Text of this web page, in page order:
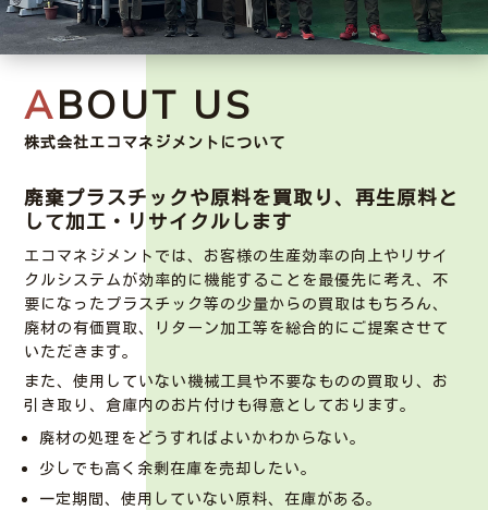
ABOUT US
株式会社エコマネジメントについて
廃棄プラスチックや原料を買取り、再生原料と
して加工・リサイクルします
エコマネジメントでは、お客様の生産効率の向上やリサイ
クルシステムが効率的に機能することを最優先に考え、不
要になったプラスチック等の少量からの買取はもちろん、
廃材の有価買取、リターン加工等を総合的にご提案させて
いただきます。
また、使用していない機械工具や不要なものの買取り、お
引き取り、倉庫内のお片付けも得意としております。
廃材の処理をどうすればよいかわからない。
少しでも高く余剰在庫を売却したい。
一定期間、使用していない原料、在庫がある。